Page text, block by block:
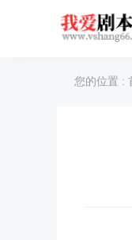
您的位置 :